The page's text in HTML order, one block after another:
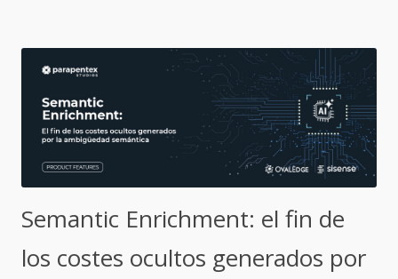
Semantic Enrichment: el fin de
los costes ocultos generados por